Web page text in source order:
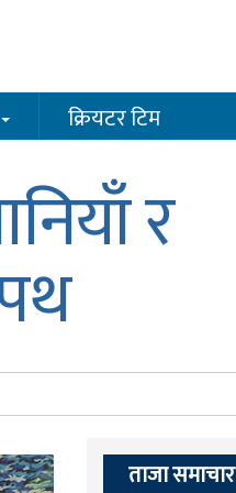
क्रियटर टिम
र
ताजा समाचार